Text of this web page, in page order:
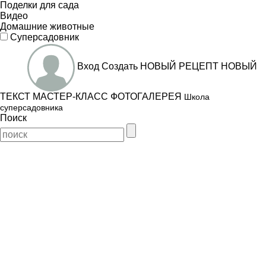
Поделки для сада
Видео
Домашние животные
Суперсадовник
Вход Создать НОВЫЙ РЕЦЕПТ НОВЫЙ
ТЕКСТ МАСТЕР-КЛАСС ФОТОГАЛЕРЕЯ Школа
суперсадовника
Поиск